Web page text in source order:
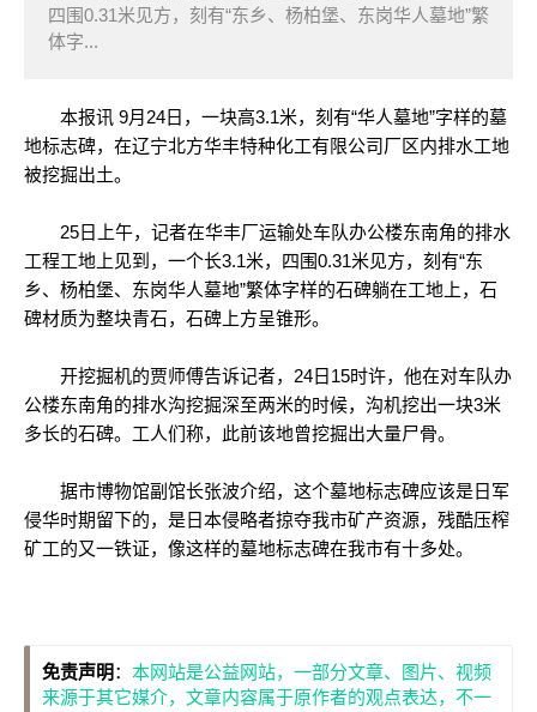
四围0.31米见方，刻有“东乡、杨柏堡、东岗华人墓地”繁
体字...
本报讯 9月24日，一块高3.1米，刻有“华人墓地”字样的墓
地标志碑，在辽宁北方华丰特种化工有限公司厂区内排水工地
被挖掘出土。
25日上午，记者在华丰厂运输处车队办公楼东南角的排水
工程工地上见到，一个长3.1米，四围0.31米见方，刻有“东
乡、杨柏堡、东岗华人墓地”繁体字样的石碑躺在工地上，石
碑材质为整块青石，石碑上方呈锥形。
开挖掘机的贾师傅告诉记者，24日15时许，他在对车队办
公楼东南角的排水沟挖掘深至两米的时候，沟机挖出一块3米
多长的石碑。工人们称，此前该地曾挖掘出大量尸骨。
据市博物馆副馆长张波介绍，这个墓地标志碑应该是日军
侵华时期留下的，是日本侵略者掠夺我市矿产资源，残酷压榨
矿工的又一铁证，像这样的墓地标志碑在我市有十多处。
免责声明 ： 本网站是公益网站，一部分文章、图片、视频
来源于其它媒介，文章内容属于原作者的观点表达，不一